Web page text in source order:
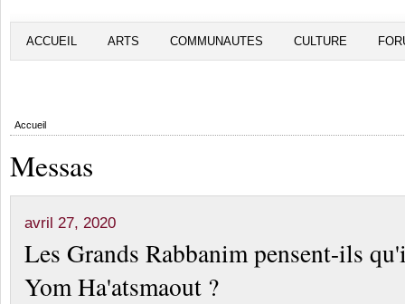
ACCUEIL ARTS COMMUNAUTES CULTURE
Accueil
Messas
avril 27, 2020
Les Grands Rabbanim pensent-ils
Yom Ha'atsmaout ?